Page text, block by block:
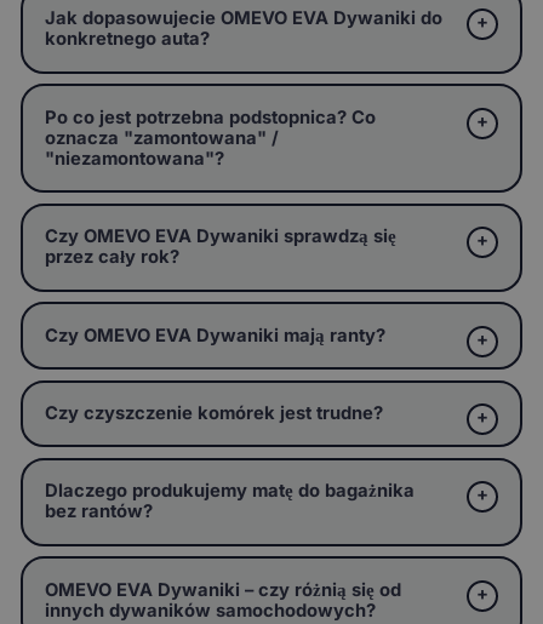
Jak dopasowujecie OMEVO EVA Dywaniki do
konkretnego auta?
Po co jest potrzebna podstopnica? Co
oznacza "zamontowana" /
"niezamontowana"?
Czy OMEVO EVA Dywaniki sprawdzą się
przez cały rok?
Czy OMEVO EVA Dywaniki mają ranty?
Czy czyszczenie komórek jest trudne?
Dlaczego produkujemy matę do bagażnika
bez rantów?
OMEVO EVA Dywaniki – czy różnią się od
innych dywaników samochodowych?